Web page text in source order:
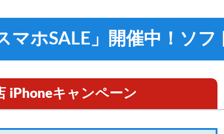
マホSALE」開催中！ ソフ
iPhoneキャンペーン